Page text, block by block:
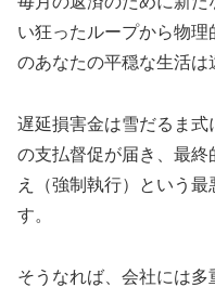
い狂ったループから物
のあなたの平穏な生活は
遅延損害金は雪だるま式
の支払督促が届き、最終
え（強制執行）という
す。
そうなれば、会社には